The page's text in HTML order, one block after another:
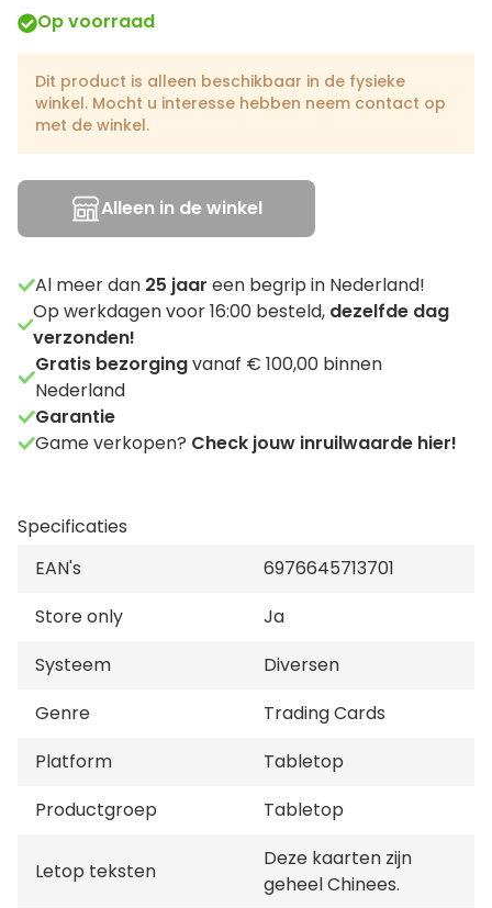
Op voorraad
Dit product is alleen beschikbaar in de fysieke
winkel. Mocht u interesse hebben neem contact op
met de winkel.
Alleen in de winkel
Al meer dan 25 jaar een begrip in Nederland!
Op werkdagen voor 16:00 besteld, dezelfde dag
verzonden!
Gratis bezorgingvanaf € 100,00 binnen
Nederland
Garantie
Game verkopen? Check jouw inruilwaarde hier!
Specificaties
EAN's
6976645713701
Store only
Ja
Systeem
Diversen
Genre
Trading Cards
Platform
Tabletop
Productgroep
Tabletop
Letop teksten
Deze kaarten zijn
geheel Chinees.